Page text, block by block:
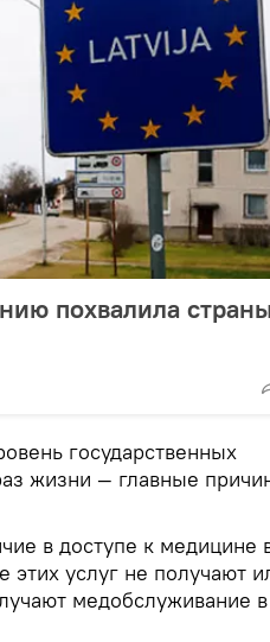
похвалила
государственных
жизни — главные
в доступе к медицине
услуг не получают
медобслуживание в